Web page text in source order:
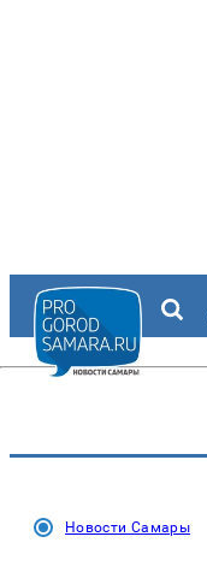
Новости Самары